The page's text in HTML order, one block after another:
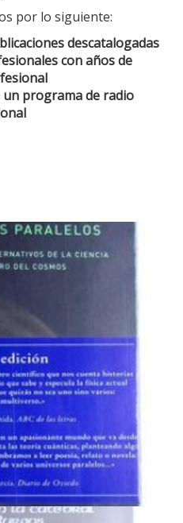
por lo siguiente:
descatalogadas
con años de
un programa de radio